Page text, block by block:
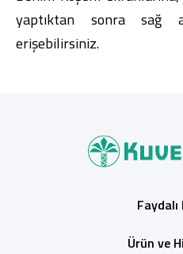
yaptıktan sonra sağ
erişebilirsiniz.
Ürün ve